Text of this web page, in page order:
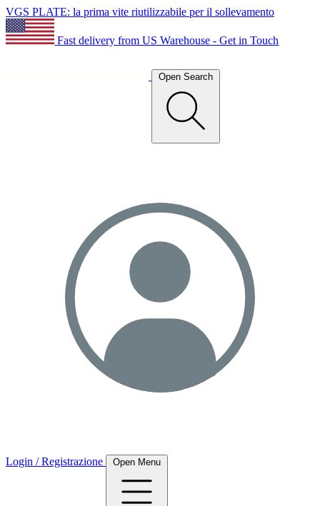
VGS PLATE: la prima vite riutilizzabile per il sollevamento
Fast delivery from US Warehouse - Get in Touch
Open Search
Login / Registrazione Open Menu